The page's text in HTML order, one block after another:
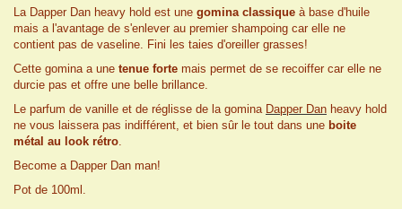
La Dapper Dan heavy hold est une gomina classique à base d'huile
mais a l'avantage de s'enlever au premier shampoing car elle ne
contient pas de vaseline. Fini les taies d'oreiller grasses!
Cette gomina a une tenue forte mais permet de se recoiffer car elle ne
durcie pas et offre une belle brillance.
Le parfum de vanille et de réglisse de la gomina Dapper Dan heavy hold
ne vous laissera pas indifférent, et bien sûr le tout dans une boite
métal au look rétro
Become a Dapper Dan man!
Pot de 100ml.